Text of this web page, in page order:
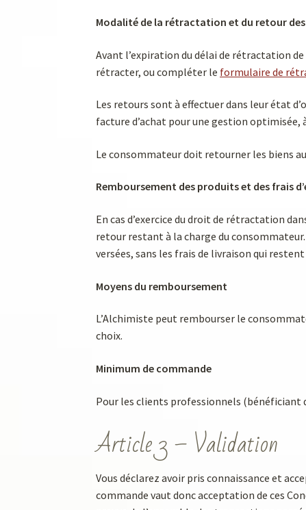
Modalité de la rétractation et du retour
Avant l’expiration du délai de rétractation
rétracter, ou compléter le formulaire de
Les retours sont à effectuer dans leur état
facture d’achat pour une gestion optimisée,
Le consommateur doit retourner les biens
Remboursement des produits et des frais
En cas d’exercice du droit de rétractation
retour restant à la charge du
versées, sans les frais de livraison qui
Moyens du remboursement
L’Alchimiste peut rembourser le
choix.
Minimum de commande
Pour les clients professionnels (bénéficiant
Article 3 – Validation
Vous déclarez avoir pris connaissance et
commande vaut donc acceptation de ces